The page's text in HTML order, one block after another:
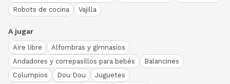
Robots de cocina
Vajilla
A jugar
Aire libre
Alfombras y gimnasios
Andadores y correpasillos para bebés
Balancines
Columpios
Dou Dou
Juguetes